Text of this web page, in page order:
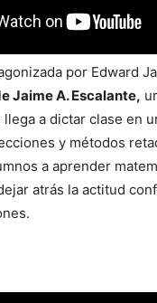
por Edward
Jaime A. Escalante,
llega a dictar clase en
y métodos
a aprender
atrás la actitud